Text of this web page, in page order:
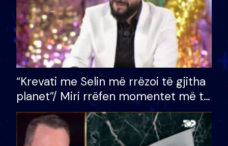
“Krevati me Selin më rrëzoi të gjitha
planet”/ Miri rrëfen momentet më të
bukura në shtëpinë e BB VIP: Do më
mungojë zilja e mëngjesit kur…